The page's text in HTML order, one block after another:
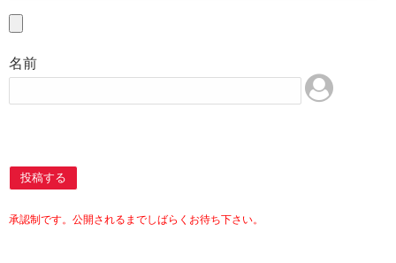
名前
投稿する
承認制です。公開されるまでしばらくお待ち下さい。